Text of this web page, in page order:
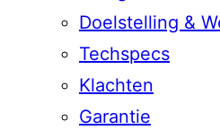
Doelstelling &
Techspecs
Klachten
Garantie